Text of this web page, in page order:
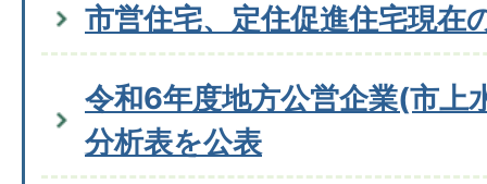
市営住宅、定住促進住宅現在
令和6年度地方公営企業(市上
分析表を公表